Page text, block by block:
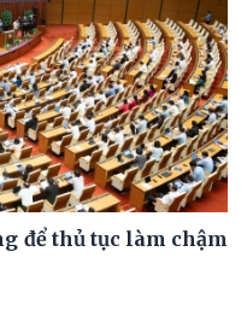
để thủ tục làm chậm